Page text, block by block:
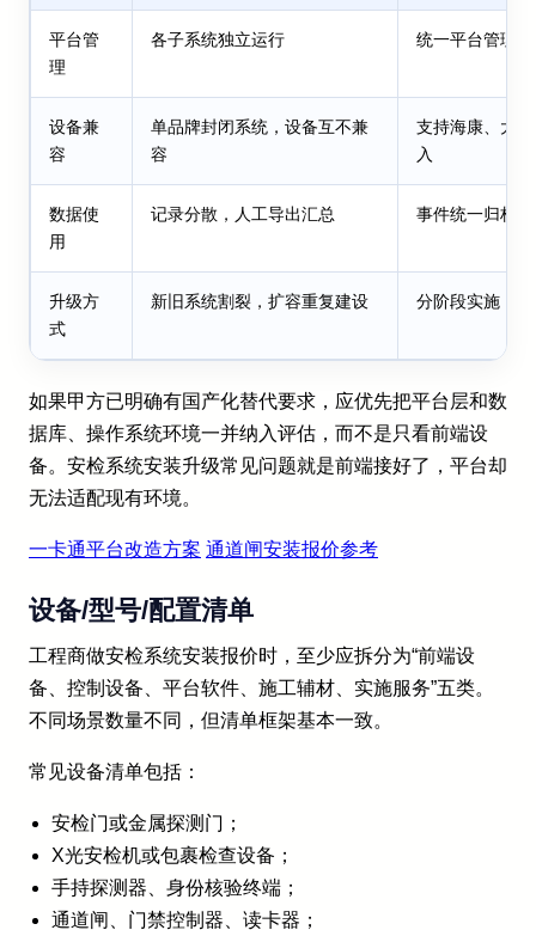
平台管
理
各子系统独立运行 统一平台管理
设备兼
容
单品牌封闭系统，设备互不兼
容
支持海康、大
入
数据使
用
记录分散，人工导出汇总 事件统一归档
升级方
式
新旧系统割裂，扩容重复建设 分阶段实施，
如果甲方已明确有国产化替代要求，应优先把平台层和数
据库、操作系统环境一并纳入评估，而不是只看前端设
备。安检系统安装升级常见问题就是前端接好了，平台却
无法适配现有环境。
一卡通平台改造方案 通道闸安装报价参考
设备/型号/配置清单
工程商做安检系统安装报价时，至少应拆分为“前端设
备、控制设备、平台软件、施工辅材、实施服务”五类。
不同场景数量不同，但清单框架基本一致。
常见设备清单包括：
安检门或金属探测门；
X光安检机或包裹检查设备；
手持探测器、身份核验终端；
通道闸、门禁控制器、读卡器；